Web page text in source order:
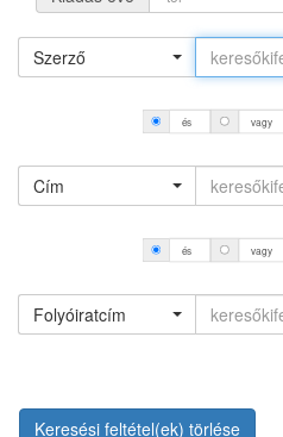
Szerző
és vagy
Cím
és vagy
Folyóiratcím
Keresési feltétel(ek) törlése